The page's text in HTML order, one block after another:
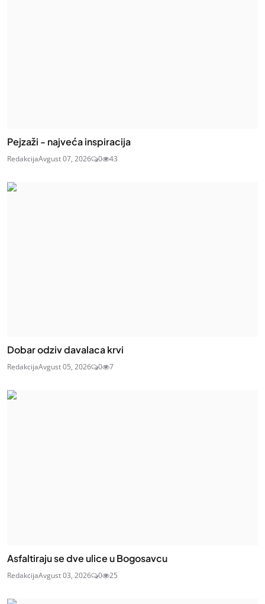
Pejzaži - najveća inspiracija
RedakcijaAvgust 07, 2026 0 43
Dobar odziv davalaca krvi
RedakcijaAvgust 05, 2026 0 7
Asfaltiraju se dve ulice u Bogosavcu
RedakcijaAvgust 03, 2026 0 25